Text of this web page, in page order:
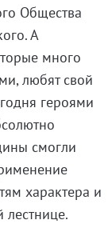
Общества
А
много
любят свой
героями
смогли
характера и